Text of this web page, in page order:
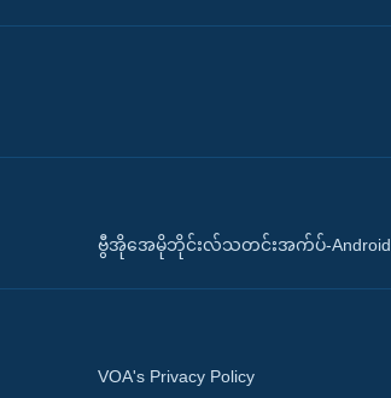
ဗွီအိုအေမိုဘိုင်းလ်သတင်းအက်ပ်-Android
VOA's Privacy Policy